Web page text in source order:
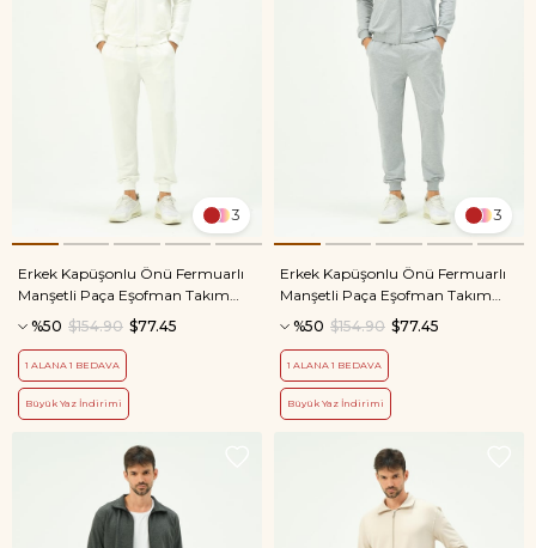
3
Erkek Kapüşonlu Önü Fermuarlı
Manşetli Paça Eşofman Takım
8702 Ekru
%50 $77.45
$154.90
1 ALANA 1 BEDAVA
Büyük Yaz İndirimi
3
Erkek Kapüşonlu Önü Fermuarlı
Manşetli Paça Eşofman Takım
8702 Gri
%50 $77.45
$154.90
1 ALANA 1 BEDAVA
Büyük Yaz İndirimi